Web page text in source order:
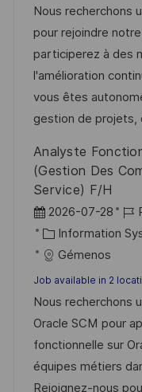
t
i
o
n
I
d
t
e
g
o
r
y
Nous recherchons
pour rejoindre
participerez à des
l'amélioration
vous êtes
gestion de projets,
Analyste
(Gestion Des
Service) F/H
P
o
s
e
d
D
a
t
2026-07-28
J
o
I
d
C
a
t
e
g
o
r
y
Information
Gémenos
Job available in 2
Nous recherchons
Oracle SCM pour
fonctionnelle sur
équipes métiers
Rejoignez-nous